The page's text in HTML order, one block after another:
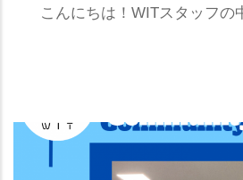
こんにちは！WITスタッフの